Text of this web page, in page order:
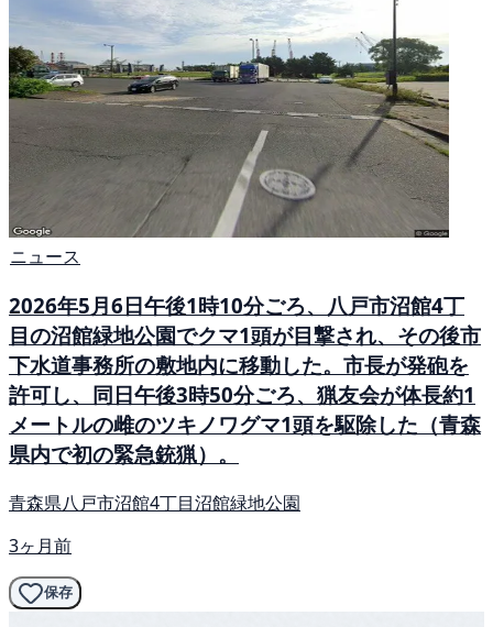
ニュース
2026年5月6日午後1時10分ごろ、八戸市沼館4丁
目の沼館緑地公園でクマ1頭が目撃され、その後市
下水道事務所の敷地内に移動した。市長が発砲を
許可し、同日午後3時50分ごろ、猟友会が体長約1
メートルの雌のツキノワグマ1頭を駆除した（青森
県内で初の緊急銃猟）。
青森県八戸市沼館4丁目沼館緑地公園
3ヶ月前
保存